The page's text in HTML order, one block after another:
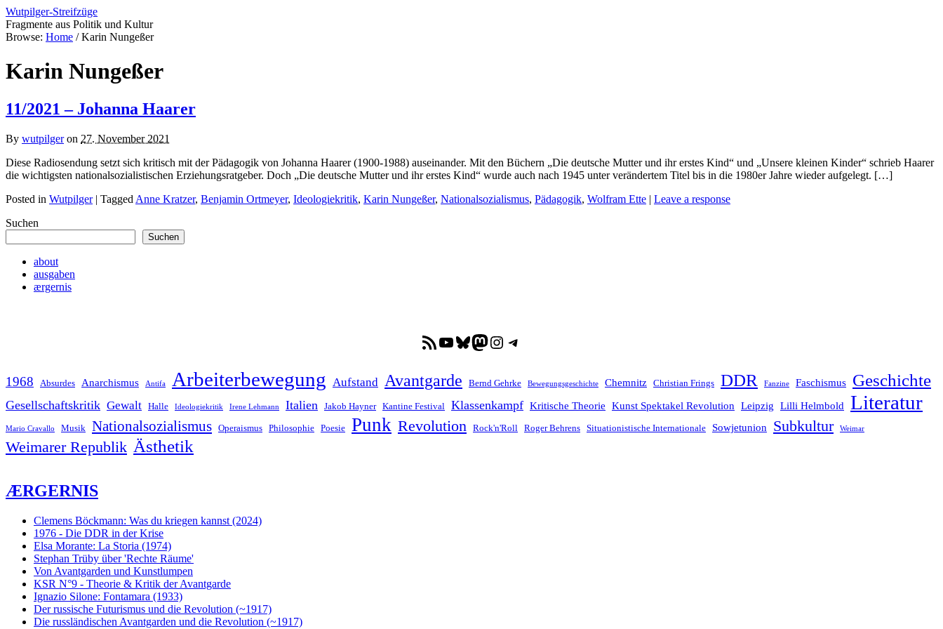
Wutpilger-Streifzüge
Fragmente aus Politik und Kultur
Browse: Home / Karin Nungeßer
Karin Nungeßer
11/2021 – Johanna Haarer
By wutpilgeron 27. November 2021
Diese Radiosendung setzt sich kritisch mit der Pädagogik von Johanna Haarer (1900-1988) auseinander. Mit den Büchern „Die deutsche Mutter und ihr erstes Kind“ und „Unsere kleinen Kinder“ schrieb Haarer
die wichtigsten nationalsozialistischen Erziehungsratgeber. Doch „Die deutsche Mutter und ihr erstes Kind“ wurde auch nach 1945 unter verändertem Titel bis in die 1980er Jahre wieder aufgelegt. […]
Posted in Wutpilger | Tagged Anne Kratzer, Benjamin Ortmeyer, Ideologiekritik, Karin Nungeßer, Nationalsozialismus, Pädagogik, Wolfram Ette | Leave a response
Suchen
Suchen
about
ausgaben
ærgernis
RSS-FeedYouTube
Bluesky
Mastodon
Instagram
Telegram
1968 Absurdes Anarchismus Antifa Arbeiterbewegung Aufstand Avantgarde Bernd Gehrke Bewegungsgeschichte Chemnitz Christian Frings DDR Fanzine Faschismus Geschichte
Gesellschaftskritik Gewalt Halle Ideologiekritik Irene Lehmann Italien Jakob Hayner Kantine Festival Klassenkampf Kritische Theorie Kunst Spektakel Revolution Leipzig Lilli Helmbold Literatur
Mario Cravallo Musik Nationalsozialismus Operaismus Philosophie Poesie Punk Revolution Rock'n'Roll Roger Behrens Situationistische Internationale Sowjetunion Subkultur Weimar
Weimarer Republik Ästhetik
ÆRGERNIS
Clemens Böckmann: Was du kriegen kannst (2024)
1976 - Die DDR in der Krise
Elsa Morante: La Storia (1974)
Stephan Trüby über 'Rechte Räume'
Von Avantgarden und Kunstlumpen
KSR N°9 - Theorie & Kritik der Avantgarde
Ignazio Silone: Fontamara (1933)
Der russische Futurismus und die Revolution (~1917)
Die russländischen Avantgarden und die Revolution (~1917)